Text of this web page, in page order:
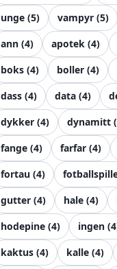
unge (5) vampyr (5)
ann (4) apotek (4)
boks (4) boller (4)
dass (4) data (4)
dykker (4) dynamitt (
fange (4) farfar (4)
fortau (4)
gutter (4) hale (4)
hodepine (4) ingen (4
kaktus (4) kalle (4)